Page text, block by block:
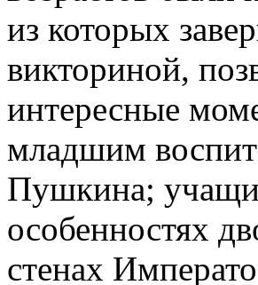
из которых
викториной,
интересные
младшим
Пушкина;
особенностях
стенах